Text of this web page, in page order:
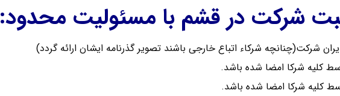
شرکت در قشم با مسئولیت محدود: